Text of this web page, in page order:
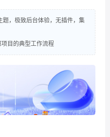
题，极致后台体验，无插件，集
目的典型工作流程